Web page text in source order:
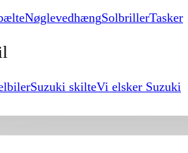
NøglevedhængSolbrillerTasker
Suzuki skilteVi elsker Suzuki